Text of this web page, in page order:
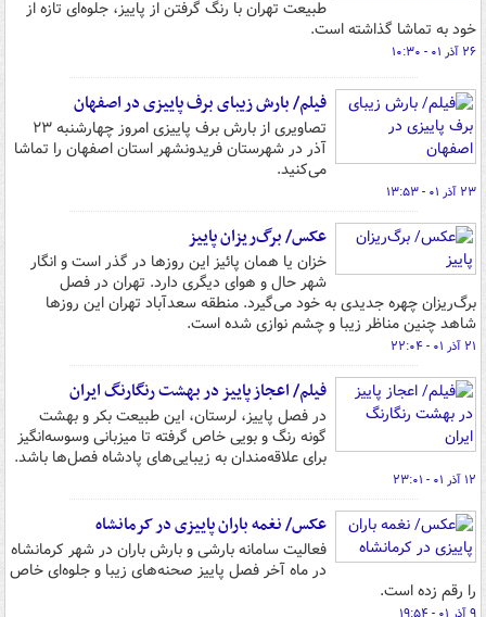
طبیعت تهران با رنگ گرفتن از پاییز، جلوه‌ای تازه از
خود به تماشا گذاشته است.
۲۶ آذر ۰۱ - ۱۰:۳۰
فیلم/ بارش زیبای برف پاییزی در اصفهان
تصاویری از بارش برف پاییزی امروز چهارشنبه ۲۳
آذر در شهرستان فریدونشهر استان اصفهان را تماشا
می‌کنید.
۲۳ آذر ۰۱ - ۱۳:۵۳
عکس/ برگ‌ریزان پاییز
خزان یا همان پائیز این روزها در گذر است و انگار
شهر حال و هوای دیگری دارد. تهران در فصل
برگ‌ریزان چهره‌ جدیدی به خود می‌گیرد. منطقه سعدآباد تهران این روزها
شاهد چنین مناظر زیبا و چشم نوازی شده است.
۲۱ آذر ۰۱ - ۲۲:۰۴
فیلم/ اعجاز پاییز در بهشت رنگارنگ ایران
در فصل پاییز، لرستان، این طبیعت بکر و بهشت
گونه رنگ و بویی خاص گرفته تا میزبانی وسوسه‌انگیز
برای علاقه‌مندان به زیبایی‌های پادشاه فصل‌ها باشد.
۱۲ آذر ۰۱ - ۲۳:۰۱
عکس/ نغمه باران پاییزی در کرمانشاه
فعالیت سامانه بارشی و بارش باران در شهر کرمانشاه
در ماه آخر فصل پاییز صحنه‌های زیبا و جلوه‌ای خاص
را رقم زده است.